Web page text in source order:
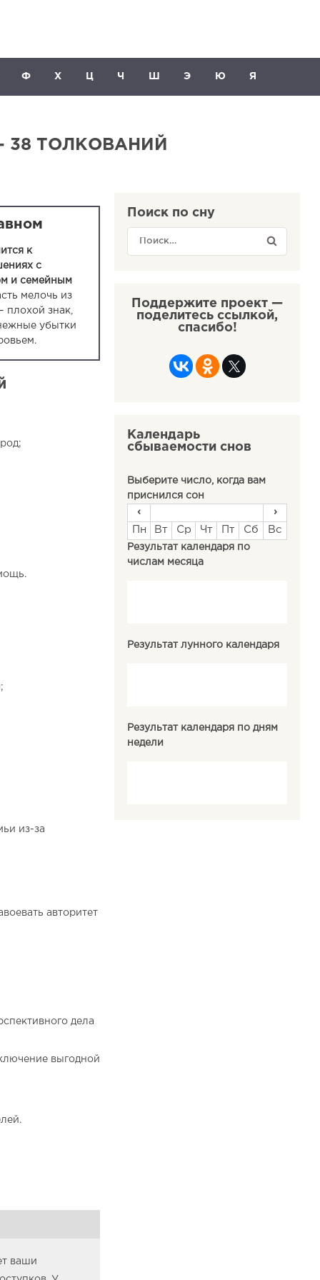
Ф Х Ц Ч Ш Э Ю Я
38 ТОЛКОВАНИЙ
к
с
и семейным
мелочь из
плохой знак,
убытки
из-за
авторитет
дела
выгодной
ваши
Поиск по сну
Поддержите проект —
поделитесь ссылкой,
спасибо!
Календарь
сбываемости снов
Выберите число, когда вам
приснился сон
‹
›
Пн
Вт Ср Чт Пт Сб Вс
Результат календаря по
числам месяца
Результат лунного календаря
Результат календаря по дням
недели